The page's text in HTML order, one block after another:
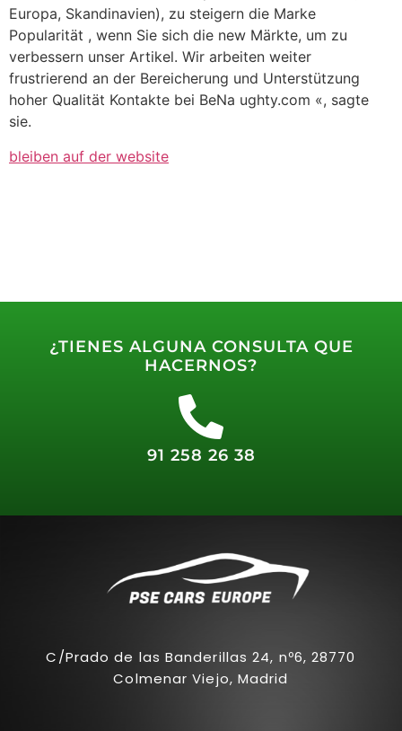
Europa, Skandinavien), zu steigern die Marke
Popularität , wenn Sie sich die new Märkte, um zu
verbessern unser Artikel. Wir arbeiten weiter
frustrierend an der Bereicherung und Unterstützung
hoher Qualität Kontakte bei BeNa ughty.com «, sagte
sie.
bleiben auf der website
¿TIENES ALGUNA CONSULTA QUE
HACERNOS?
91 258 26 38
C/Prado de las Banderillas 24, nº6, 28770
Colmenar Viejo, Madrid